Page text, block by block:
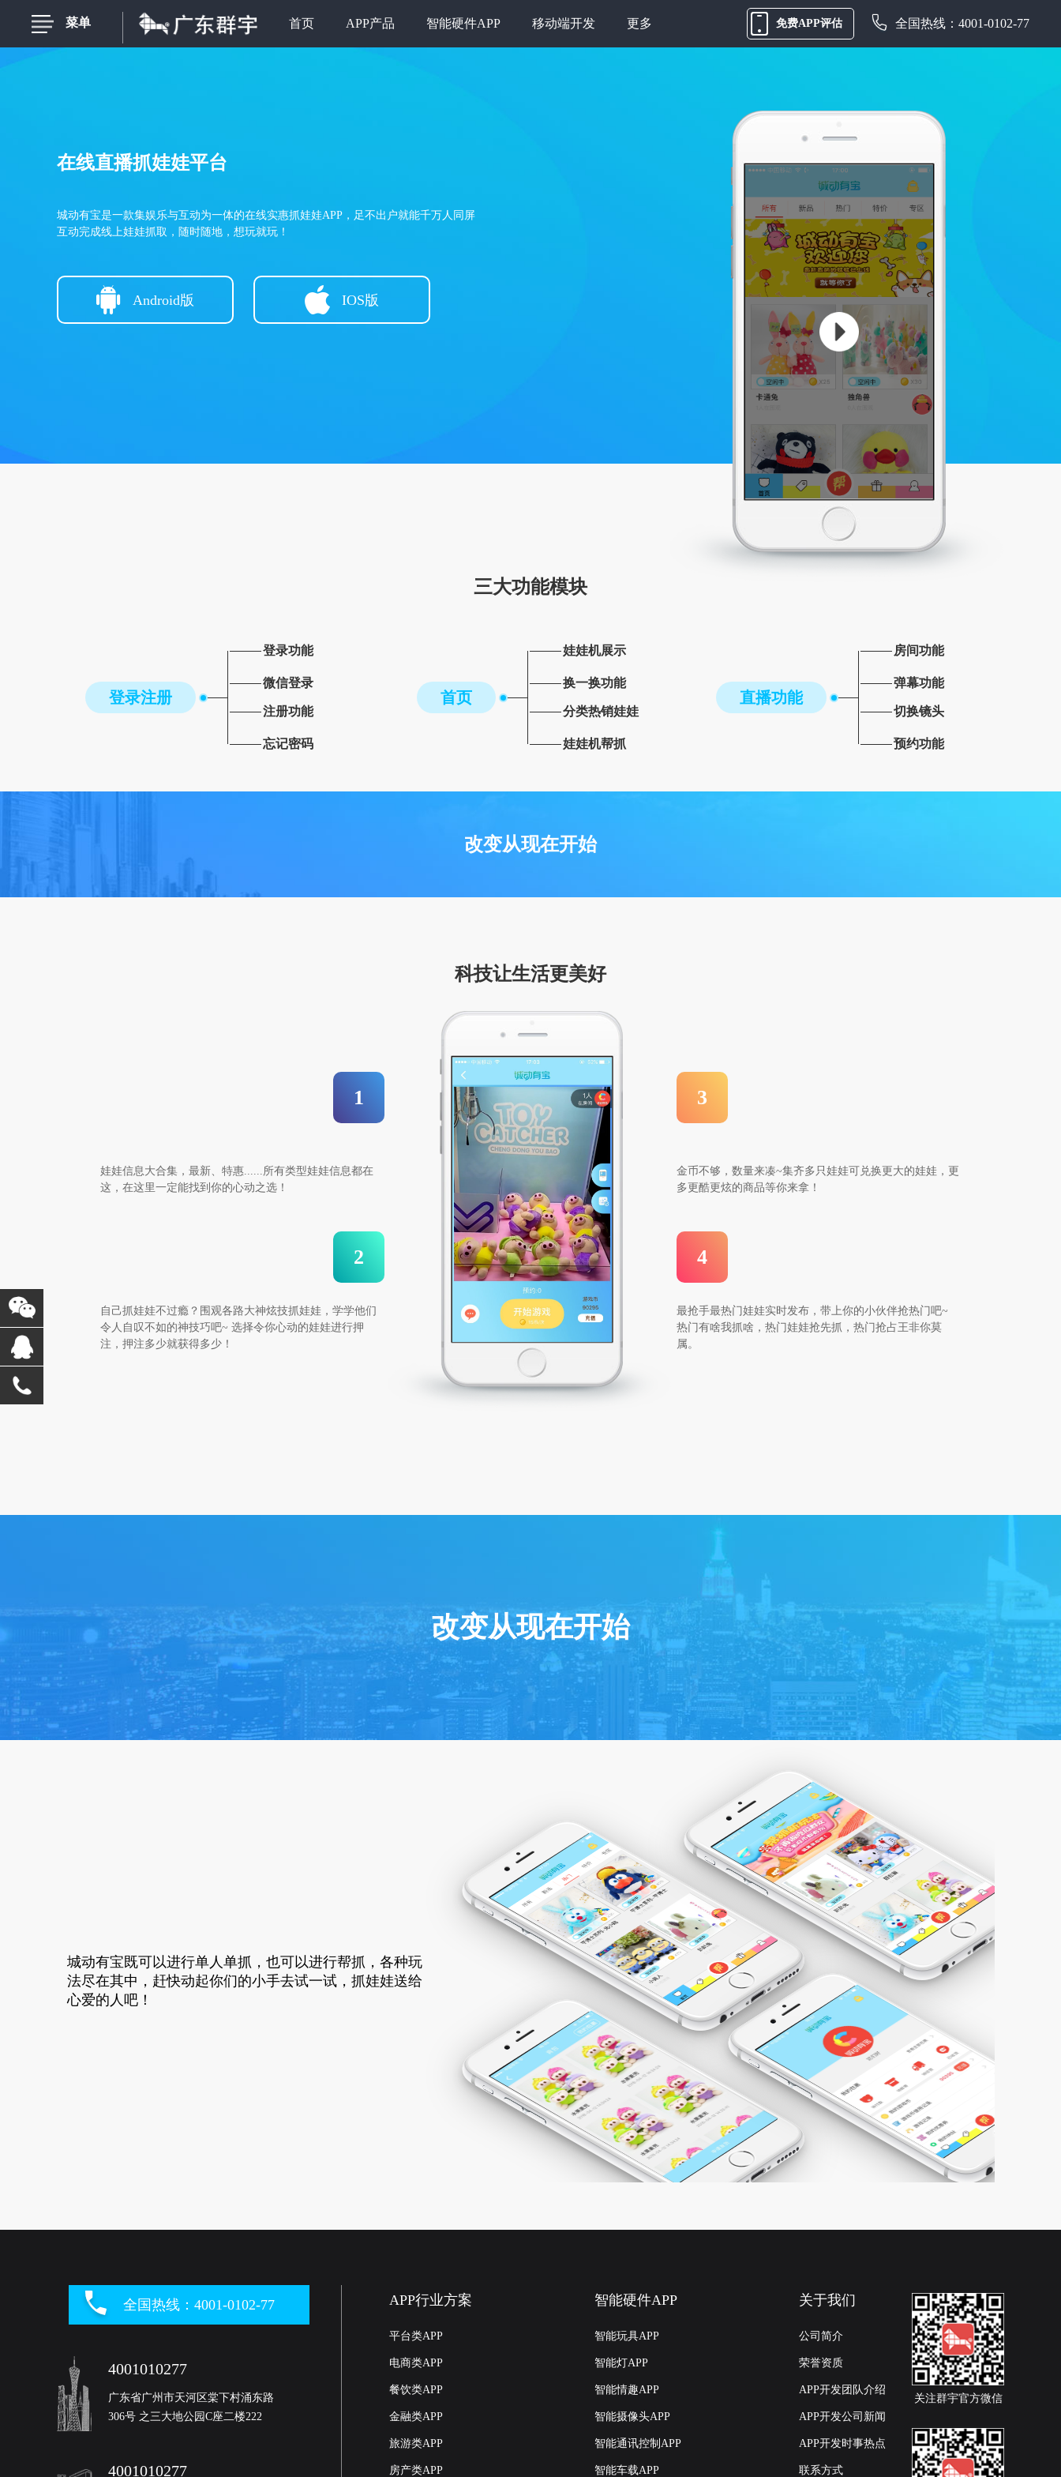
菜单 首页 APP产品 智能硬件APP 移动端开发 更多 免费APP评估 全国热线：4001-0102-77
在线直播抓娃娃平台
城动有宝是一款集娱乐与互动为一体的在线实惠抓娃娃APP，足不出户就能千万人同屏
互动完成线上娃娃抓取，随时随地，想玩就玩！
Android版 IOS版
三大功能模块
登录注册
登录功能
微信登录
注册功能
忘记密码
首页
娃娃机展示
换一换功能
分类热销娃娃
娃娃机帮抓
直播功能
房间功能
弹幕功能
切换镜头
预约功能
改变从现在开始
科技让生活更美好
1
娃娃信息大合集，最新、特惠......所有类型娃娃信息都在
这，在这里一定能找到你的心动之选！
2
自己抓娃娃不过瘾？围观各路大神炫技抓娃娃，学学他们
令人自叹不如的神技巧吧~ 选择令你心动的娃娃进行押
注，押注多少就获得多少！
3
金币不够，数量来凑~集齐多只娃娃可兑换更大的娃娃，更
多更酷更炫的商品等你来拿！
4
最抢手最热门娃娃实时发布，带上你的小伙伴抢热门吧~
热门有啥我抓啥，热门娃娃抢先抓，热门抢占王非你莫
属。
改变从现在开始
城动有宝既可以进行单人单抓，也可以进行帮抓，各种玩
法尽在其中，赶快动起你们的小手去试一试，抓娃娃送给
心爱的人吧！
全国热线：4001-0102-77
4001010277
广东省广州市天河区棠下村涌东路
306号 之三大地公园C座二楼222
4001010277
APP行业方案
平台类APP
电商类APP
餐饮类APP
金融类APP
旅游类APP
房产类APP
智能硬件APP
智能玩具APP
智能灯APP
智能情趣APP
智能摄像头APP
智能通讯控制APP
智能车载APP
关于我们
公司简介
荣誉资质
APP开发团队介绍
APP开发公司新闻
APP开发时事热点
联系方式
关注群宇官方微信